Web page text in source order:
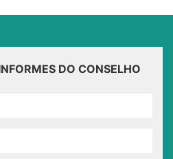
DO CONSELHO